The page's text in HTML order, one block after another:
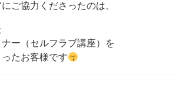
ご協力くださったのは、
ー（セルフラブ講座）を
たお客様です